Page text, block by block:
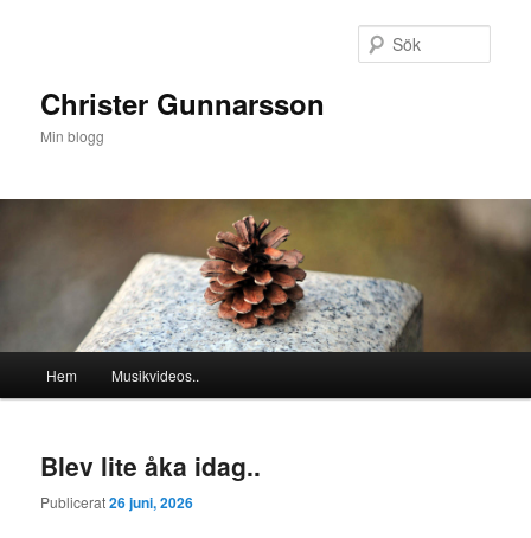
Christer Gunnarsson
Min blogg
Hem Musikvideos..
Blev lite åka idag..
Publicerat26 juni, 2026